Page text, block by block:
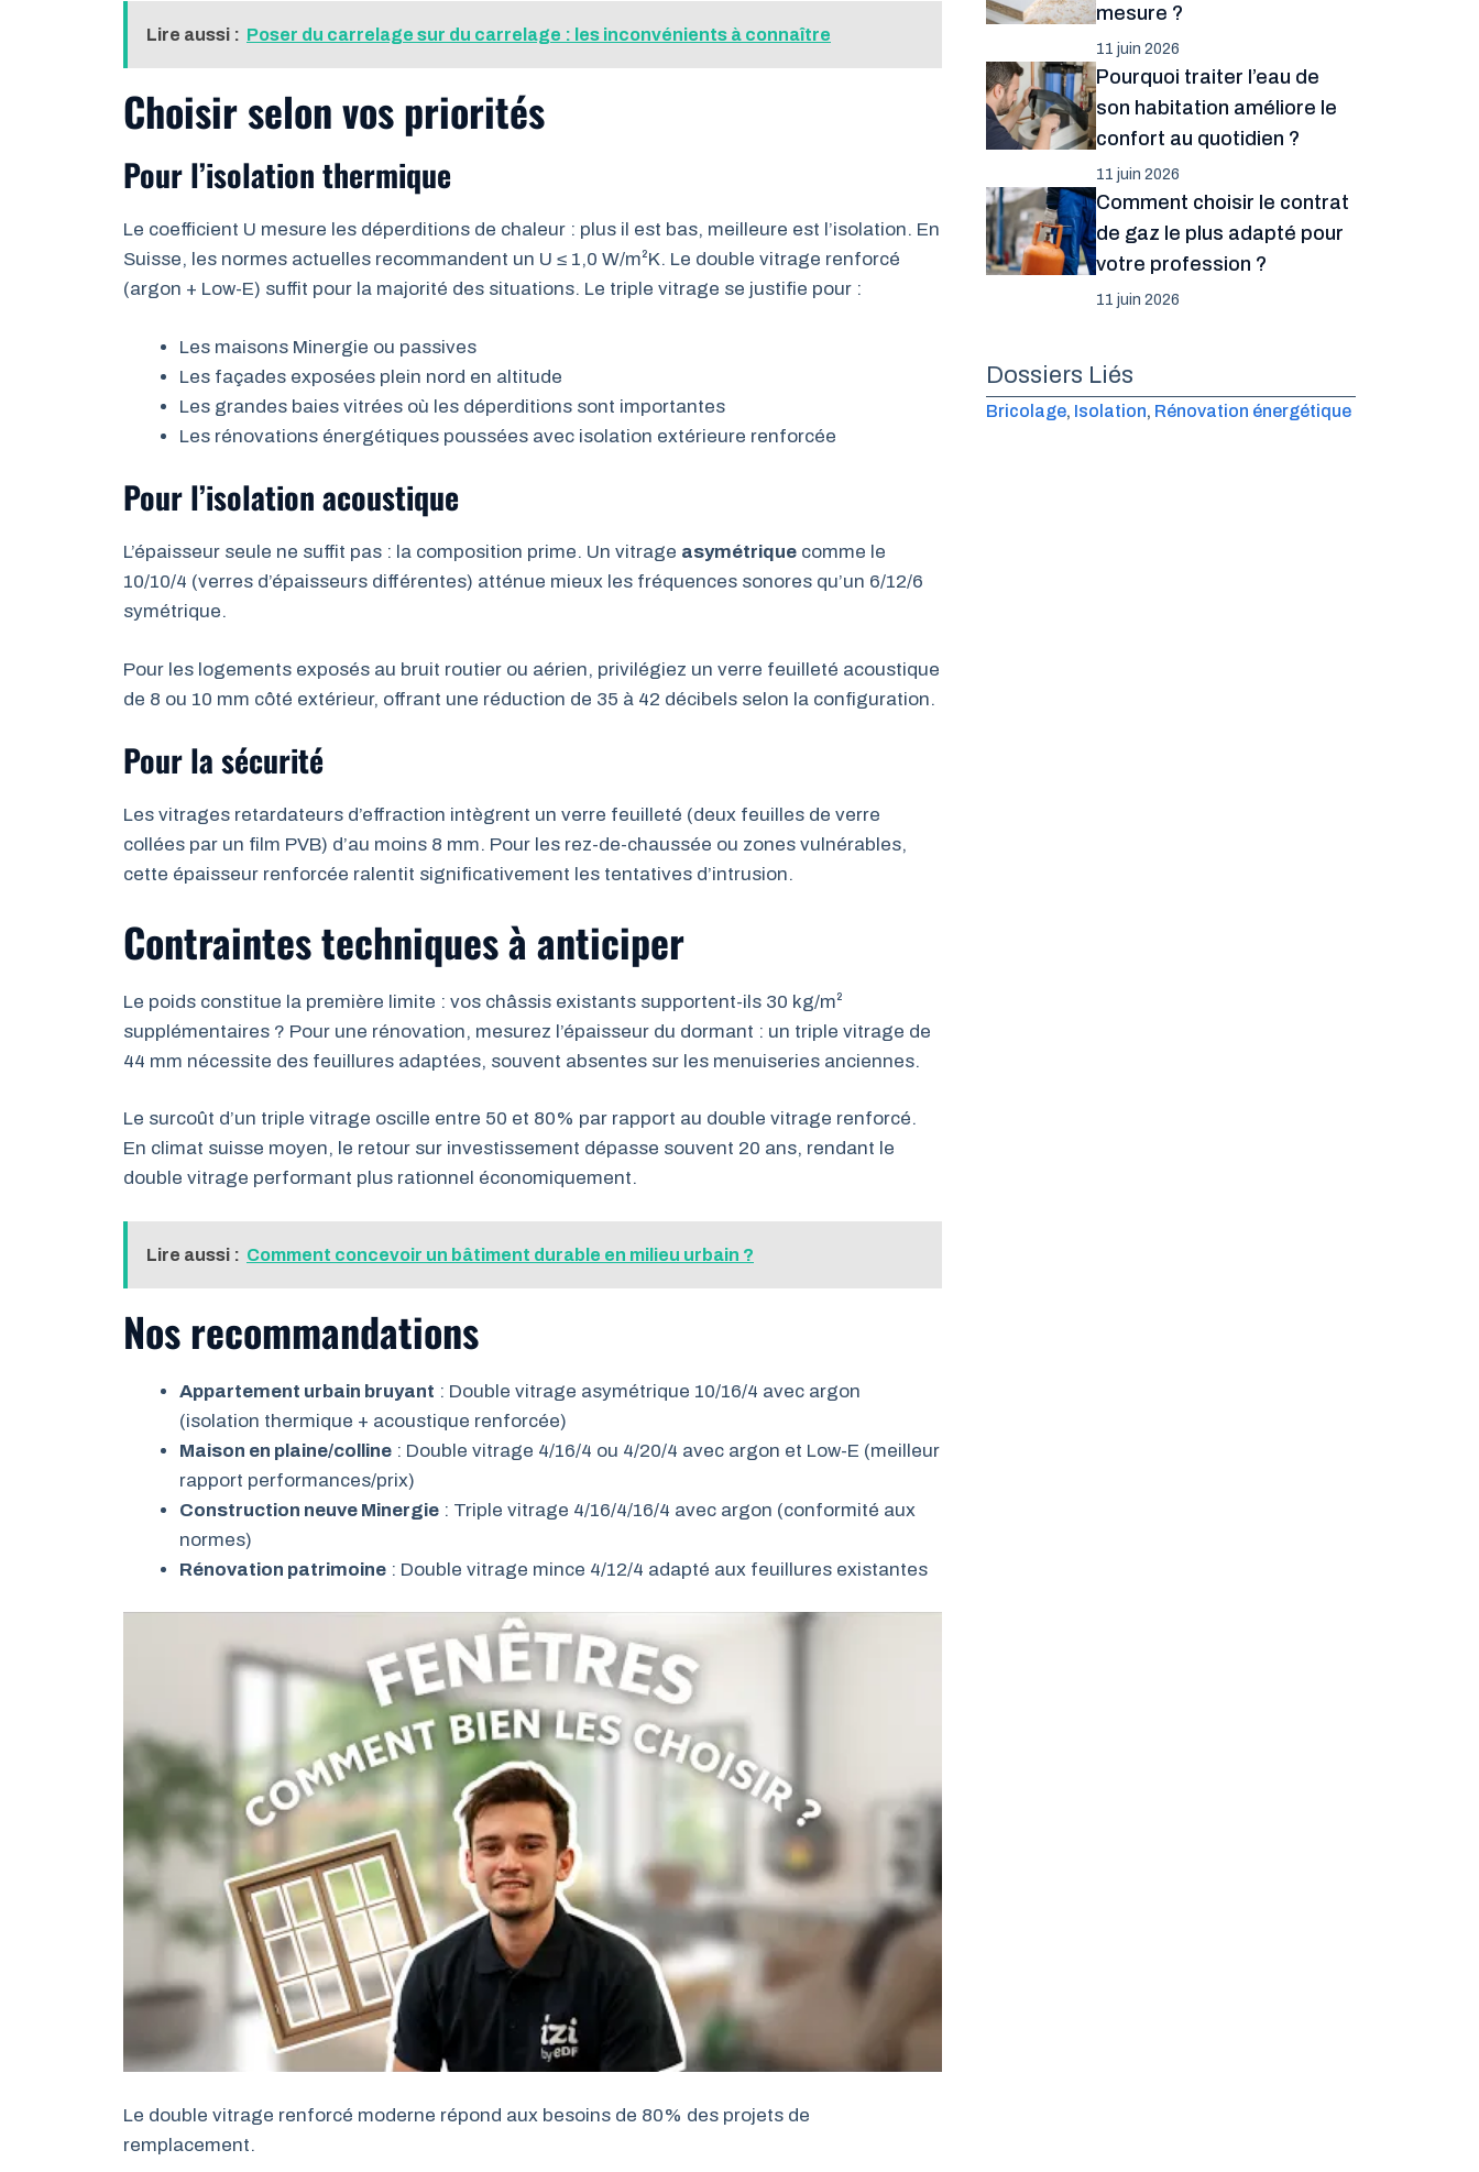
Lire aussi : Poser du carrelage sur du carrelage : les inconvénients à connaître
Choisir selon vos priorités
Pour l’isolation thermique
Le coefficient U mesure les déperditions de chaleur : plus il est bas, meilleure est l’isolation. En
Suisse, les normes actuelles recommandent un U ≤ 1,0 W/m²K. Le double vitrage renforcé
(argon + Low-E) suffit pour la majorité des situations. Le triple vitrage se justifie pour :
Les maisons Minergie ou passives
Les façades exposées plein nord en altitude
Les grandes baies vitrées où les déperditions sont importantes
Les rénovations énergétiques poussées avec isolation extérieure renforcée
Pour l’isolation acoustique
L’épaisseur seule ne suffit pas : la composition prime. Un vitrage asymétrique comme le
10/10/4 (verres d’épaisseurs différentes) atténue mieux les fréquences sonores qu’un 6/12/6
symétrique.
Pour les logements exposés au bruit routier ou aérien, privilégiez un verre feuilleté acoustique
de 8 ou 10 mm côté extérieur, offrant une réduction de 35 à 42 décibels selon la configuration.
Pour la sécurité
Les vitrages retardateurs d’effraction intègrent un verre feuilleté (deux feuilles de verre
collées par un film PVB) d’au moins 8 mm. Pour les rez-de-chaussée ou zones vulnérables,
cette épaisseur renforcée ralentit significativement les tentatives d’intrusion.
Contraintes techniques à anticiper
Le poids constitue la première limite : vos châssis existants supportent-ils 30 kg/m²
supplémentaires ? Pour une rénovation, mesurez l’épaisseur du dormant : un triple vitrage de
44 mm nécessite des feuillures adaptées, souvent absentes sur les menuiseries anciennes.
Le surcoût d’un triple vitrage oscille entre 50 et 80% par rapport au double vitrage renforcé.
En climat suisse moyen, le retour sur investissement dépasse souvent 20 ans, rendant le
double vitrage performant plus rationnel économiquement.
Lire aussi : Comment concevoir un bâtiment durable en milieu urbain ?
Nos recommandations
Appartement urbain bruyant : Double vitrage asymétrique 10/16/4 avec argon
(isolation thermique + acoustique renforcée)
Maison en plaine/colline : Double vitrage 4/16/4 ou 4/20/4 avec argon et Low-E (meilleur
rapport performances/prix)
Construction neuve Minergie : Triple vitrage 4/16/4/16/4 avec argon (conformité aux
normes)
Rénovation patrimoine : Double vitrage mince 4/12/4 adapté aux feuillures existantes
Le double vitrage renforcé moderne répond aux besoins de 80% des projets de
remplacement.
mesure ?
11 juin 2026
Pourquoi traiter l’eau de
son habitation améliore le
confort au quotidien ?
11 juin 2026
Comment choisir le contrat
de gaz le plus adapté pour
votre profession ?
11 juin 2026
Dossiers Liés
Bricolage, Isolation, Rénovation énergétique